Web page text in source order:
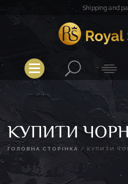
Shipping and
Royal Spice
КУПИТИ
ГОЛОВНА СТОРІНКА / КУПИТИ